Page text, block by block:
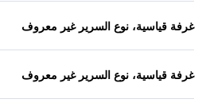
غرفة قياسية، نوع السرير غير معروف
غرفة قياسية، نوع السرير غير معروف